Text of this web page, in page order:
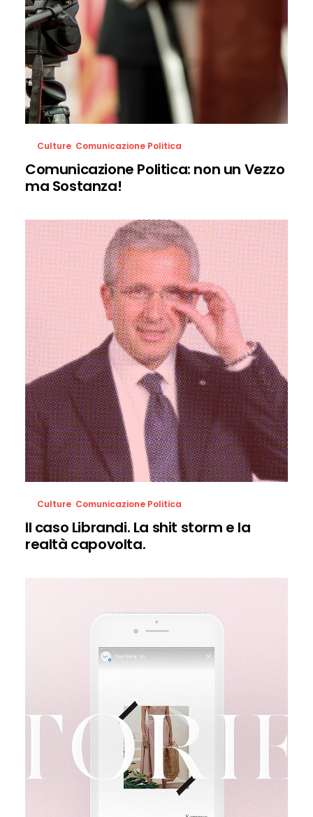
Culture Comunicazione Politica
Comunicazione Politica: non un Vezzo
ma Sostanza!
Culture Comunicazione Politica
Il caso Librandi. La shit storm e la
realtà capovolta.